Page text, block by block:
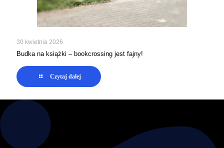
30 kwietnia 2026
Budka na książki – bookcrossing jest fajny!
Czytaj dalej